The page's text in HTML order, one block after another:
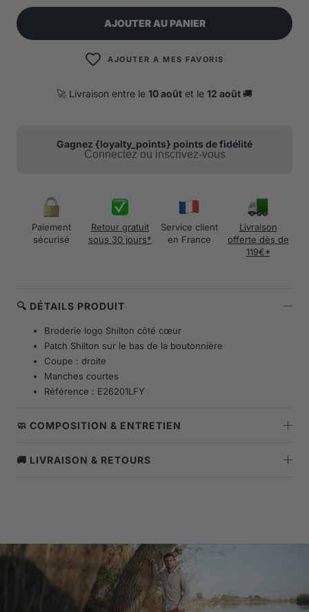
AJOUTER AU PANIER
AJOUTER A MES FAVORIS
🚀 Livraison entre le 10 août et le 12 août 🚚
Gagnez {loyalty_points} points de fidélité
Connectez ou inscrivez-vous
Paiement
sécurisé
Retour gratuit
sous 30 jours*
Service client
en France
Livraison
offerte dès de
119€*
🔍 DÉTAILS PRODUIT
Broderie logo Shilton côté cœur
Patch Shilton sur le bas de la boutonnière
Coupe : droite
Manches courtes
Référence : E26201LFY
🧼 COMPOSITION & ENTRETIEN
🚚 LIVRAISON & RETOURS